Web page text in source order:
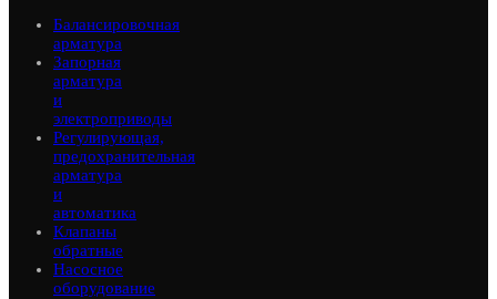
Балансировочная
арматура
Запорная
арматура
и
электроприводы
Регулирующая,
предохранительная
арматура
и
автоматика
Клапаны
обратные
Насосное
оборудование